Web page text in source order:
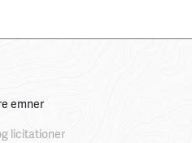
emner
licitationer